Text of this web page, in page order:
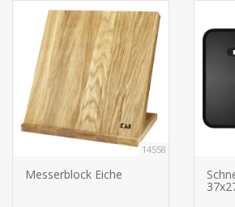
14558
Messerblock Eiche